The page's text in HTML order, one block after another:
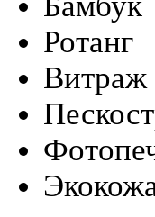
Ротанг
Витраж